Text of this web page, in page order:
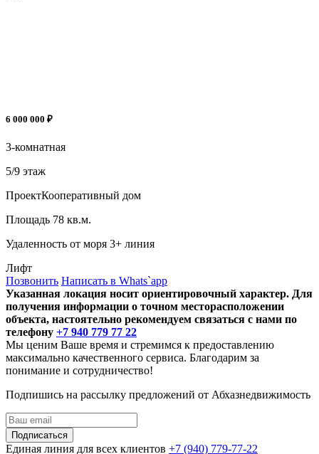
6 000 000 ₽
3-комнатная
5/9 этаж
ПроектКооперативный дом
Площадь 78 кв.м.
Удаленность от моря 3+ линия
Лифт
Позвонить Написать в Whats`app
Указанная локация носит ориентировочный характер. Для
получения информации о точном месторасположении
объекта, настоятельно рекомендуем связаться с нами по
телефону +7 940 779 77 22
Мы ценим Ваше время и стремимся к предоставлению
максимально качественного сервиса. Благодарим за
понимание и сотрудничество!
Подпишись на рассылку предложений от Абхазнедвижимость
Подписаться
Единая линия для всех клиентов +7 (940) 779-77-22